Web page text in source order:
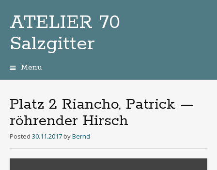
ATELIER 70
Salzgitter
Menu
Platz 2 Riancho, Patrick —
röhrender Hirsch
Posted 30.11.2017 byBernd